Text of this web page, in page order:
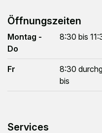
Öffnungszeiten
Montag -
Do
8:30 bis
Fr
8:30
bis
Services